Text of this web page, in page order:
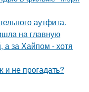
аутфита.
на главную
а за Хайпом - хотя
не прогадать?